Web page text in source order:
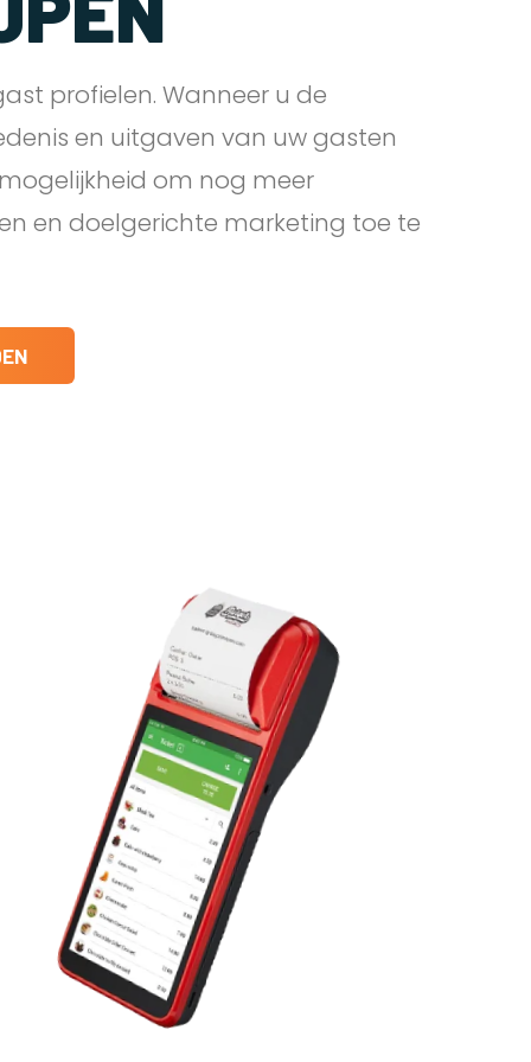
profielen. Wanneer u de
en uitgaven van uw gasten
om nog meer
en doelgerichte marketing toe te